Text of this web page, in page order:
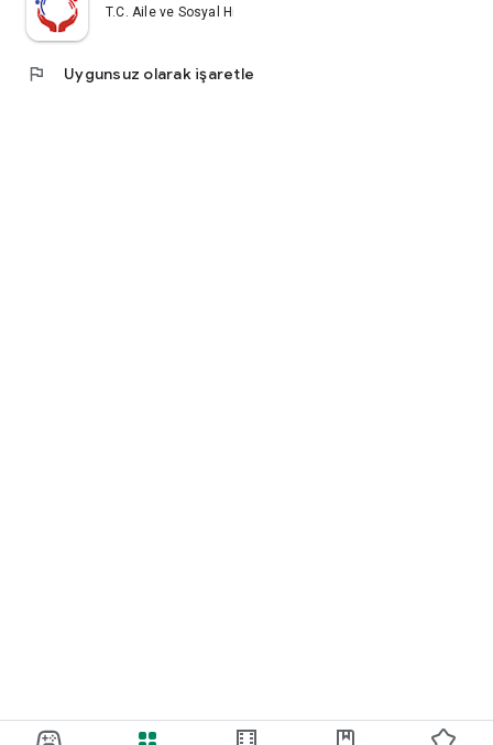
T.C. Aile ve Sosyal Hizmetler Bakanlığı
flag Uygunsuz olarak işaretle